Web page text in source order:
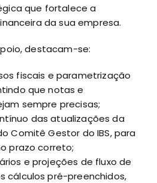
que fortalece a
da sua empresa.
destacam-se:
fiscais e parametrização
que notas e
sempre precisas;
das atualizações da
Comitê Gestor do IBS, para
prazo correto;
e projeções de fluxo de
cálculos pré-preenchidos,